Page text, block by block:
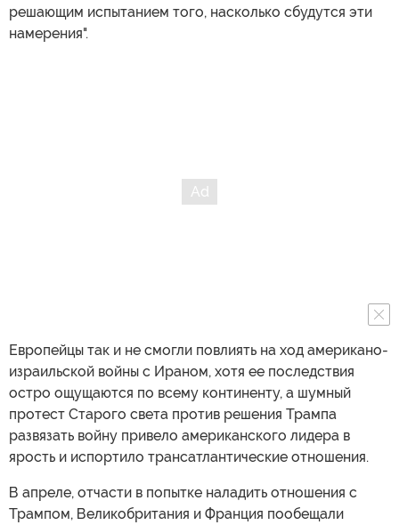
решающим испытанием того, насколько сбудутся эти
намерения".
Европейцы так и не смогли повлиять на ход американо-
израильской войны с Ираном, хотя ее последствия
остро ощущаются по всему континенту, а шумный
протест Старого света против решения Трампа
развязать войну привело американского лидера в
ярость и испортило трансатлантические отношения.
В апреле, отчасти в попытке наладить отношения с
Трампом, Великобритания и Франция пообещали